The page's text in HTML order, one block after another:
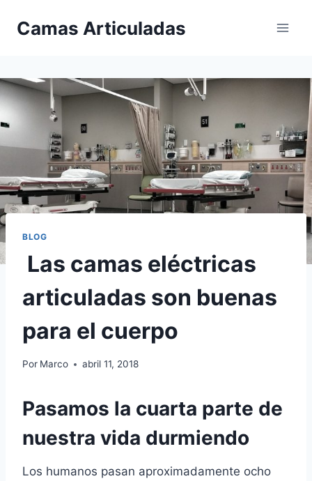
Camas Articuladas
BLOG
Las camas eléctricas
articuladas son buenas
para el cuerpo
Por Marco abril 11, 2018
Pasamos la cuarta parte de
nuestra vida durmiendo
Los humanos pasan aproximadamente ocho